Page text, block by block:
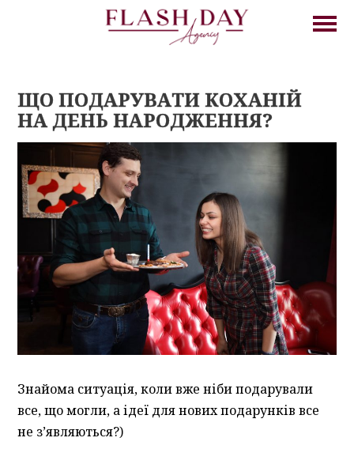
ЩО ПОДАРУВАТИ КОХАНІЙ
НА ДЕНЬ НАРОДЖЕННЯ?
Знайома ситуація, коли вже ніби подарували
все, що могли, а ідеї для нових подарунків все
не з’являються?)